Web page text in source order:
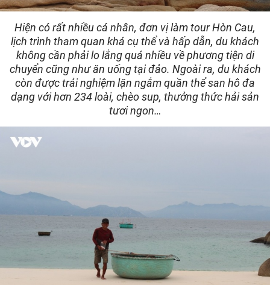
Hiện có rất nhiều cá nhân, đơn vị làm tour Hòn Cau,
lịch trình tham quan khá cụ thể và hấp dẫn, du khách
không cần phải lo lắng quá nhiều về phương tiện di
chuyển cũng như ăn uống tại đảo. Ngoài ra, du khách
còn được trải nghiệm lặn ngắm quần thể san hô đa
dạng với hơn 234 loài, chèo sup, thưởng thức hải sản
tươi ngon…